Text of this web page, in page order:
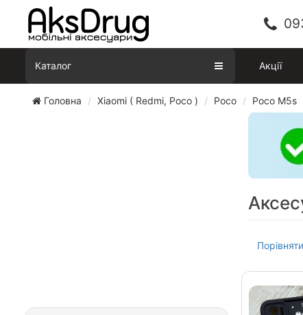
Каталог Акції
Головна Xiaomi ( Redmi, Poco ) Poco Poco M5s